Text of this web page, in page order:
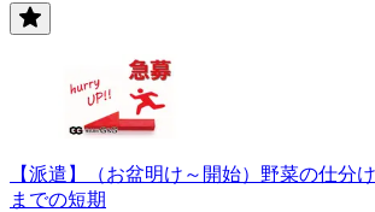
【派遣】（お盆明け～開始）野菜の仕分
までの短期